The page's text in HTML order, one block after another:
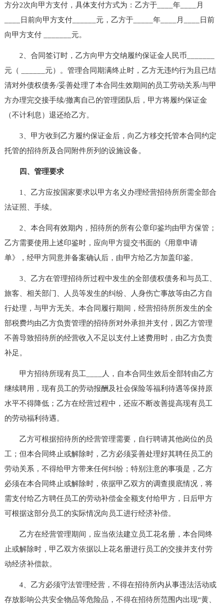
方分2次向甲方支付，具体支付方式为：乙方于____年____月
____日前向甲方支付______元，乙方于_____年____月____日前
向甲方支付 _______元。
2、合同签订时，乙方向甲方交纳履约保证金人民币_______
元（ ______元）。管理合同期满终止时，乙方无违约行为且已结
清对外债权债务/妥善处理了本合同生效期间的员工劳动关系/与甲
方办理完交接手续/撤离自己的管理团队后，甲方将履约保证金
（不计利息）退还给乙方。
3、甲方收到乙方履约保证金后，向乙方移交托管本合同约定
托管的招待所及合同附件所列的设施设备。
四、管理要求
1、乙方应按国家要求以甲方名义办理经营招待所所需全部合
法证照、手续。
2、本合同有效期内，招待所的所有公章印鉴均由甲方保管；
乙方需要使用上述印鉴时，应向甲方提交书面的《用章申请
单》，经甲方同意并备案确认后，由甲方给乙方加盖印鉴。
3、乙方在管理招待所过程中发生的全部债权债务和与员工、
旅客、相关部门、人员等发生的纠纷、人身伤亡事故等由乙方自
行处理，与甲方无关。本合同履行期间，经营招待所所发生的全
部税费均由乙方负责管理的招待所对外承担并支付，因乙方管理
不善导致招待所的经营收入不足以支付上述费用时，由乙方负责
补足。
甲方招待所现有员工____人，自本合同生效后全部转由乙方
继续聘用，现有员工的劳动报酬及社会保险等福利待遇等保持原
水平不得降低；乙方在经营过程中，还应不断改善提高现有员工
的劳动福利待遇。
乙方可根据招待所的经营管理需要，自行聘请其他岗位的员
工；但本合同终止或解除时，乙方必须妥善处理好其聘任员工的
劳动关系，不得给甲方带来任何纠纷；特别注意的事项是，乙方
必须在本合同终止或解除时，依据甲乙双方的调查摸底情况，将
需支付给乙方聘任员工的劳动补偿金全额支付给甲方，日后甲方
可根据这部分员工的实际情况向员工进行经济补偿。
乙方在经营管理期间，应当依法建立员工花名册，本合同终
止或解除时，甲乙双方依据以上花名册进行员工的交接并支付劳
动经济补偿款。
4、乙方必须守法管理经营，不得在招待所内从事违法活动或
存放影响公共安全物品等危险品，不得在招待所范围内出现“黄、